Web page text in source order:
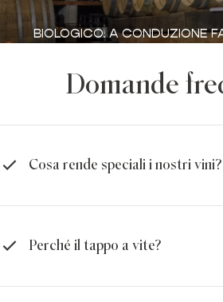
BIOLOGICO. A CONDUZIONE
Domande
Cosa rende speciali i nostri vini?
Perché il tappo a vite?